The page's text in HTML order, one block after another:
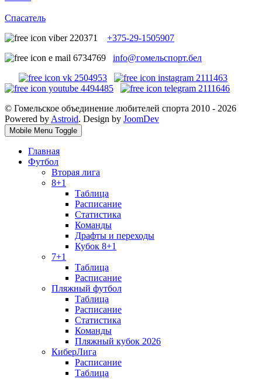
Спасатель
+375-29-1505907
info@гомельспорт.бел
© Гомельское объединение любителей спорта 2010 - 2026
Powered by Astroid. Design by JoomDev
Mobile Menu Toggle
Главная
Футбол
Вторая лига
8+1
Таблица
Расписание
Статистика
Команды
Драфты и переходы
Кубок 8+1
7+1
Таблица
Расписание
Пляжный футбол
Таблица
Расписание
Статистика
Команды
Пляжный кубок 2026
КиберЛига
Расписание
Таблица